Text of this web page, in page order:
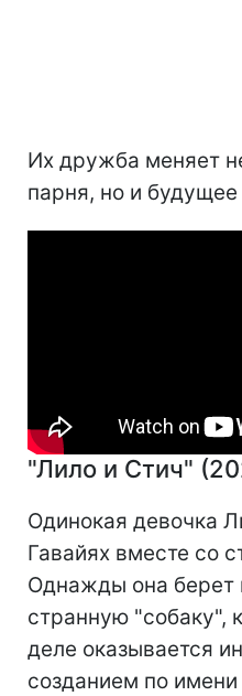
Их дружба меняет
парня, но и будущее
"Лило и Стич"
Одинокая девочка
Гавайях вместе со
Однажды она берет
странную "собаку",
деле оказывается
созданием по